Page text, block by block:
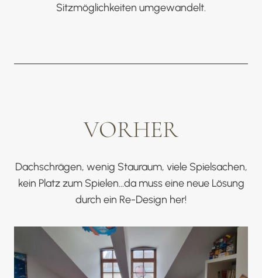
Sitzmöglichkeiten umgewandelt.
VORHER
Dachschrägen, wenig Stauraum, viele Spielsachen,
kein Platz zum Spielen…da muss eine neue Lösung
durch ein Re-Design her!